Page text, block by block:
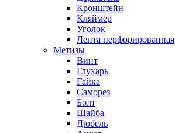
Кронштейн
Кляймер
Уголок
Лента перфорированная
Метизы
Винт
Глухарь
Гайка
Саморез
Болт
Шайба
Дюбель